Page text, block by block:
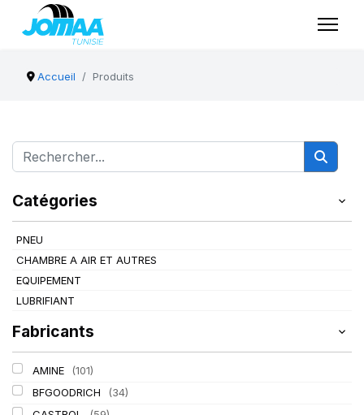
Accueil Produits
Catégories
PNEU
CHAMBRE A AIR ET AUTRES
EQUIPEMENT
LUBRIFIANT
Fabricants
AMINE
(101)
BFGOODRICH
(34)